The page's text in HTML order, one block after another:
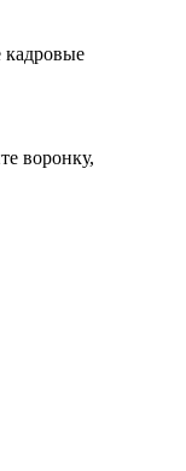
кадровые
воронку,